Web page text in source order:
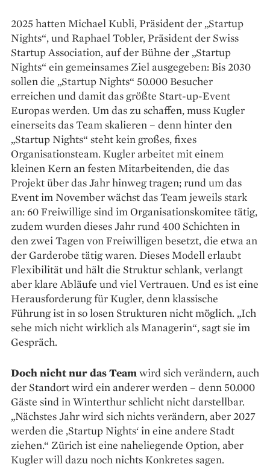
2025 hatten Michael Kubli, Präsident der ­„Startup
Nights“, und Raphael Tobler, Präsident der Swiss
Startup Association, auf der Bühne der „Startup
Nights“ ein gemeinsames Ziel ausgegeben: Bis 2030
sollen die „Startup Nights“ 50.000 Besucher
erreichen und damit das größte Start-up-Event
Europas werden. Um das zu schaffen, muss Kugler
einerseits das Team skalieren – denn hinter den
„Startup Nights“ steht kein großes, fixes
Organisationsteam. Kugler arbeitet mit einem
kleinen Kern an festen Mitarbeitenden, die das
Projekt über das Jahr hinweg tragen; rund um das
Event im ­November wächst das Team jeweils stark
an: 60 Freiwillige sind im Organisationskomitee tätig,
zudem wurden ­dieses Jahr rund 400 Schichten in
den zwei Tagen von Freiwilligen besetzt, die etwa an
der Garderobe tätig waren. Dieses Modell erlaubt
Flexibilität und hält die Struktur schlank, verlangt
aber klare Abläufe und viel Vertrauen. Und es ist eine
Herausforderung für Kugler, denn ­klassische
Führung ist in so losen Strukturen nicht ­möglich. „Ich
sehe mich nicht wirklich als Managerin“, sagt sie im
Gespräch.
Doch nicht nur das Teamwird sich verändern, auch
der Standort wird ein anderer werden – denn 50.000
Gäste sind in Winterthur schlicht nicht darstellbar.
„Nächstes Jahr wird sich nichts verändern, aber 2027
werden die ‚Startup Nights‘ in eine andere Stadt
ziehen.“ Zürich ist eine naheliegende Option, aber
Kugler will dazu noch nichts Konkretes sagen.